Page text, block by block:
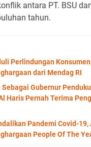
antara PT. BSU
tahun.
Perlindungan
dari Mendag RI
Gubernur
Haris Pernah Terima
Pandemi Covid-19,
People Of The